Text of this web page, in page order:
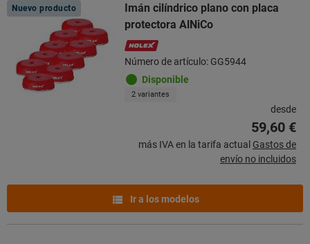
Nuevo producto
Imán cilíndrico plano con placa
protectora AlNiCo
Número de artículo: GG5944
Disponible
2 variantes
desde
59,60 €
más IVA en la tarifa actual Gastos de
envío no incluidos
Ir a los modelos